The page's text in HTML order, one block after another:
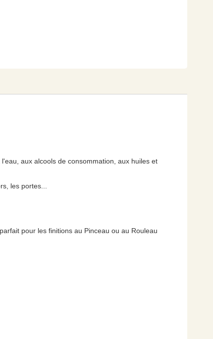
aux alcools de consommation, aux huiles et
les portes...
pour les finitions au Pinceau ou au Rouleau